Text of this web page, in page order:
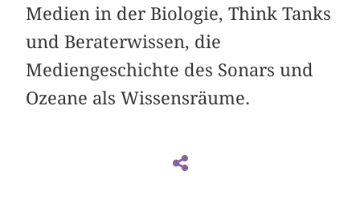
Medien in der Biologie, Think Tanks
und Beraterwissen, die
Mediengeschichte des Sonars und
Ozeane als Wissensräume.